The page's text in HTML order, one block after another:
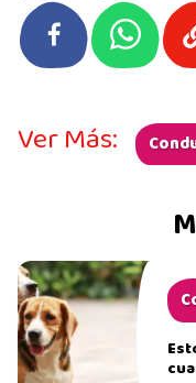
Ver Más: